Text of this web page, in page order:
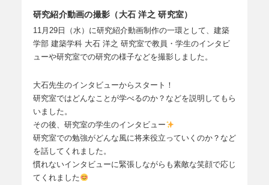
研究紹介動画の撮影（大石 洋之 研究室）
11月29日（水）に研究紹介動画制作の一環として、建築
学部 建築学科 大石 洋之 研究室で教員・学生のインタビ
ューや研究室での研究の様子などを撮影しました。
大石先生のインタビューからスタート！
研究室ではどんなことが学べるのか？などを説明してもら
いました。
その後、研究室の学生のインタビュー
研究室での勉強がどんな風に将来役立っていくのか？など
を話してくれました。
慣れないインタビューに緊張しながらも素敵な笑顔で応じ
てくれました